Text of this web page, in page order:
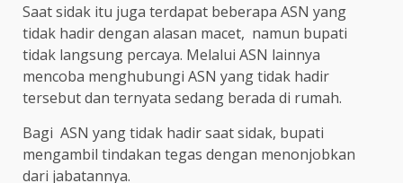
Saat sidak itu juga terdapat beberapa ASN yang
tidak hadir dengan alasan macet, namun bupati
tidak langsung percaya. Melalui ASN lainnya
mencoba menghubungi ASN yang tidak hadir
tersebut dan ternyata sedang berada di rumah.
Bagi ASN yang tidak hadir saat sidak, bupati
mengambil tindakan tegas dengan menonjobkan
dari jabatannya.